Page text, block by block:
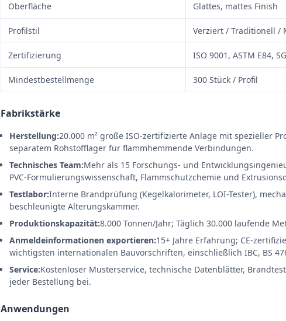
Oberfläche Glattes, mattes Finish
Profilstil Verziert / Traditionell /
Zertifizierung ISO 9001, ASTM E84,
Mindestbestellmenge 300 Stück / Profil
Fabrikstärke
Herstellung:20.000 m² große ISO-zertifizierte Anlage mit spezieller
separatem Rohstofflager für flammhemmende Verbindungen.
Technisches Team:Mehr als 15 Forschungs- und
PVC-Formulierungswissenschaft, Flammschutzchemie und
Testlabor:Interne Brandprüfung (Kegelkalorimeter, LOI-Tester),
beschleunigte Alterungskammer.
Produktionskapazität:8.000 Tonnen/Jahr; Täglich 30.000 laufende
Anmeldeinformationen exportieren:15+ Jahre Erfahrung; CE-
wichtigsten internationalen Bauvorschriften, einschließlich IBC, BS
Service:Kostenloser Musterservice, technische Datenblätter,
jeder Bestellung bei.
Anwendungen